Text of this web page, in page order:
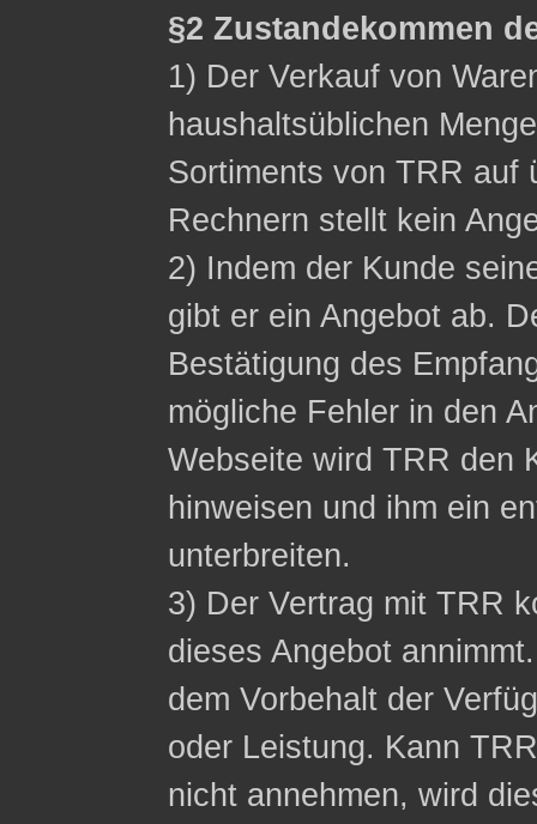
§2 Zustandekommen
1) Der Verkauf von
haushaltsüblichen
Sortiments von TRR auf
Rechnern stellt kein
2) Indem der Kunde
gibt er ein Angebot ab.
Bestätigung des
mögliche Fehler in den
Webseite wird TRR den
hinweisen und ihm ein
unterbreiten.
3) Der Vertrag mit TRR
dieses Angebot
dem Vorbehalt der
oder Leistung. Kann
nicht annehmen, wird